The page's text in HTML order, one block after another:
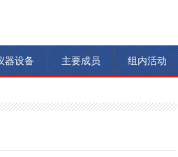
器设备 主要成员 组内活动